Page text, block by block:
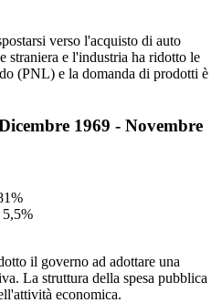
verso l'acquisto di auto
straniera e l'industria ha ridotto le
(PNL) e la domanda di prodotti è
1969 - Novembre
5,5%
il governo ad adottare una
La struttura della spesa pubblica
economica.